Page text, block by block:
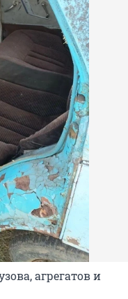
агрегатов и